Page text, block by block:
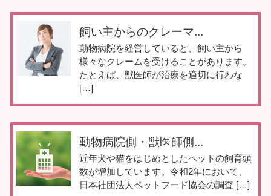
飼い主からのクレーマ...
動物病院を経営していると、飼い主から
様々なクレームを受けることがあります。
たとえば、獣医師が治療を適切に行わな
[…]
動物病院側・獣医師側...
近年犬や猫をはじめとしたペットの飼育頭
数が増加しています。令和2年において、
日本社団法人ペットフード協会の調査 […]